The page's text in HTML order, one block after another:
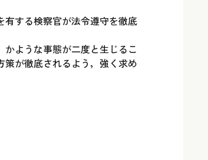
する検察官が法令遵守を徹底
ような事態が二度と生じるこ
が徹底されるよう，強く求め